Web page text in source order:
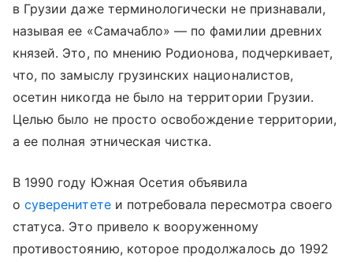
в Грузии даже терминологически не признавали,
называя ее «Самачабло» — по фамилии древних
князей. Это, по мнению Родионова, подчеркивает,
что, по замыслу грузинских националистов,
осетин никогда не было на территории Грузии.
Целью было не просто освобождение территории,
а ее полная этническая чистка.
В 1990 году Южная Осетия объявила
осуверенитетеи потребовала пересмотра своего
статуса. Это привело к вооруженному
противостоянию, которое продолжалось до 1992